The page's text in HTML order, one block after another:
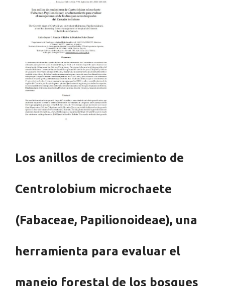
Los anillos de crecimiento de
Centrolobium microchaete
(Fabaceae, Papilionoideae), una
herramienta para evaluar el
manejo forestal de los bosques